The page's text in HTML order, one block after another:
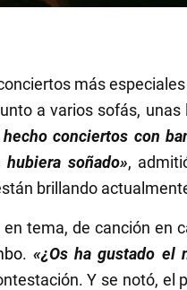
más
a varios sofás, unas
conciertos con
soñado»,
brillando
tema, de canción en
. «¿Os ha gustado el
Y se notó, el